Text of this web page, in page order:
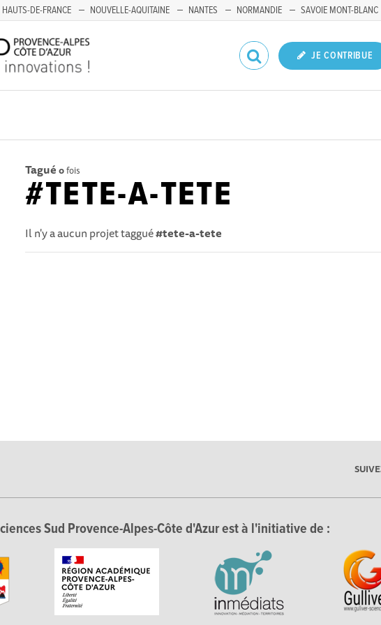
HAUTS-DE-FRANCE NOUVELLE-AQUITAINE NANTES NORMANDIE SAVOIE MONT-BLANC
JE CONTRIBUE
Tagué 0fois
#TETE-A-TETE
Il n'y a aucun projet taggué#tete-a-tete
Sud Provence-Alpes-Côte d'Azur est à l'initiative de :